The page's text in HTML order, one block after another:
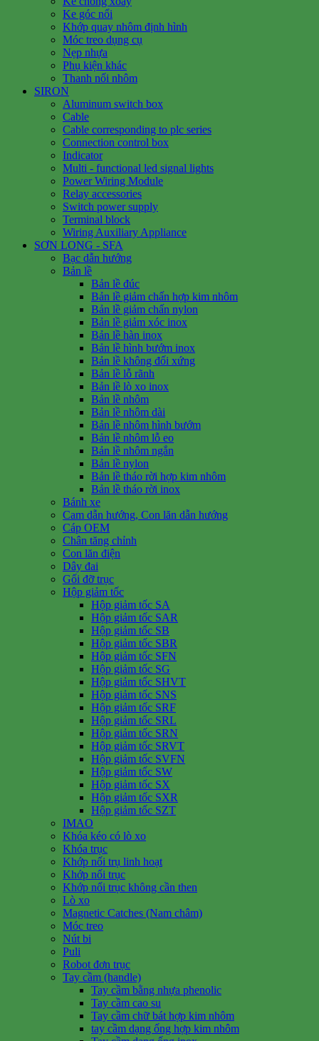
Ke góc nổi
Khớp quay nhôm định hình
Móc treo dụng cụ
Nẹp nhựa
Phụ kiện khác
Thanh nối nhôm
SIRON
Aluminum switch box
Cable
Cable corresponding to plc series
Connection control box
Indicator
Multi - functional led signal lights
Power Wiring Module
Relay accessories
Switch power supply
Terminal block
Wiring Auxiliary Appliance
SƠN LONG - SFA
Bạc dẫn hướng
Bản lề
Bản lề đúc
Bản lề giảm chấn hợp kim nhôm
Bản lề giảm chấn nylon
Bản lề giảm xóc inox
Bản lề hàn inox
Bản lề hình bướm inox
Bản lề không đối xứng
Bản lề lỗ rãnh
Bản lề lò xo inox
Bản lề nhôm
Bản lề nhôm dài
Bản lề nhôm hình bướm
Bản lề nhôm lỗ eo
Bản lề nhôm ngắn
Bản lề nylon
Bản lề tháo rời hợp kim nhôm
Bản lề tháo rời inox
Bánh xe
Cam dẫn hướng, Con lăn dẫn hướng
Cáp OEM
Chân tăng chỉnh
Con lăn điện
Dây đai
Gối đỡ trục
Hộp giảm tốc
Hộp giảm tốc SA
Hộp giảm tốc SAR
Hộp giảm tốc SB
Hộp giảm tốc SBR
Hộp giảm tốc SFN
Hộp giảm tốc SG
Hộp giảm tốc SHVT
Hộp giảm tốc SNS
Hộp giảm tốc SRF
Hộp giảm tốc SRL
Hộp giảm tốc SRN
Hộp giảm tốc SRVT
Hộp giảm tốc SVFN
Hộp giảm tốc SW
Hộp giảm tốc SX
Hộp giảm tốc SXR
Hộp giảm tốc SZT
IMAO
Khóa kéo có lò xo
Khóa trục
Khớp nối trụ linh hoạt
Khớp nối trục
Khớp nối trục không cần then
Lò xo
Magnetic Catches (Nam châm)
Móc treo
Nút bi
Puli
Robot đơn trục
Tay cầm (handle)
Tay cầm bằng nhựa phenolic
Tay cầm cao su
Tay cầm chữ bát hợp kim nhôm
tay cầm dạng ống hợp kim nhôm